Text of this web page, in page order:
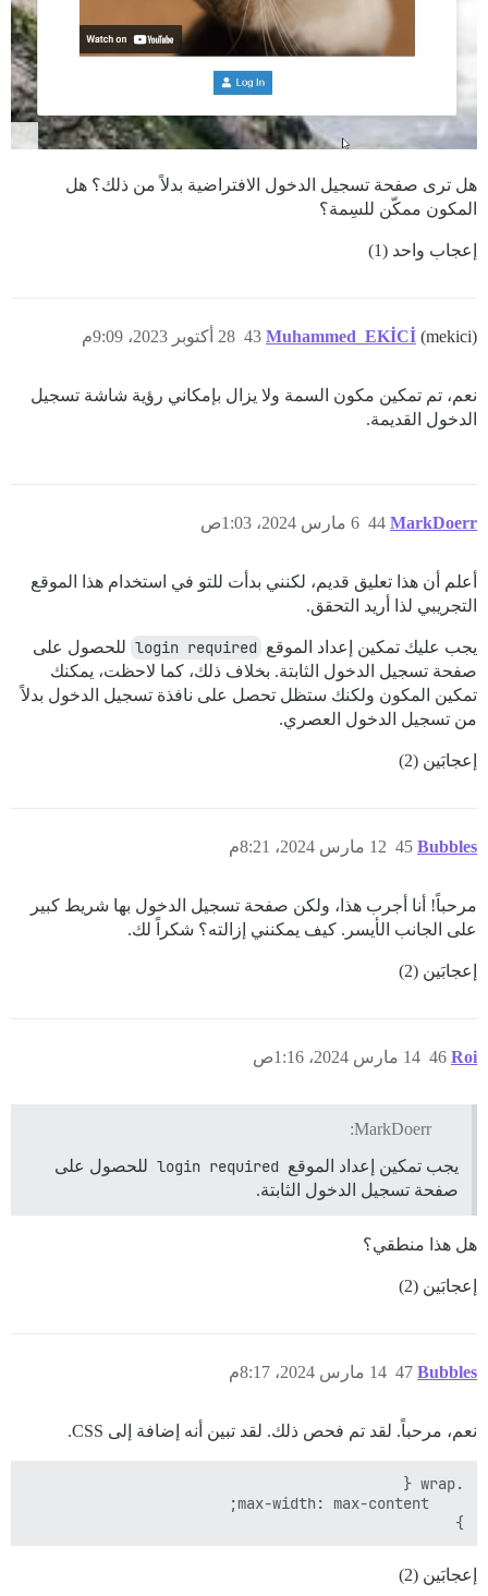
هل ترى صفحة تسجيل الدخول الافتراضية بدلاً من ذلك؟ هل
المكون ممكّن للسِمة؟
إعجاب واحد (1)
Muhammed_EKİCİ (mekici) 28 أكتوبر 2023، 9:09م 43
نعم، تم تمكين مكون السمة ولا يزال بإمكاني رؤية شاشة تسجيل
الدخول القديمة.
MarkDoerr 6 مارس 2024، 1:03ص 44
أعلم أن هذا تعليق قديم، لكنني بدأت للتو في استخدام هذا الموقع
التجريبي لذا أريد التحقق.
يجب عليك تمكين إعداد الموقع login required للحصول على
صفحة تسجيل الدخول الثابتة. بخلاف ذلك، كما لاحظت، يمكنك
تمكين المكون ولكنك ستظل تحصل على نافذة تسجيل الدخول بدلاً
من تسجيل الدخول العصري.
إعجابَين (2)
Bubbles 12 مارس 2024، 8:21م 45
مرحباً! أنا أجرب هذا، ولكن صفحة تسجيل الدخول بها شريط كبير
على الجانب الأيسر. كيف يمكنني إزالته؟ شكراً لك.
إعجابَين (2)
Roi 14 مارس 2024، 1:16ص 46
MarkDoerr:
يجب تمكين إعداد الموقع login required للحصول على
صفحة تسجيل الدخول الثابتة.
هل هذا منطقي؟
إعجابَين (2)
Bubbles 14 مارس 2024، 8:17م 47
نعم، مرحباً. لقد تم فحص ذلك. لقد تبين أنه إضافة إلى CSS.
}
إعجابَين (2)